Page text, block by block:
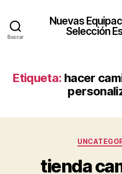
Buscar
Nuevas
Selección
Etiqueta: hacer
tienda